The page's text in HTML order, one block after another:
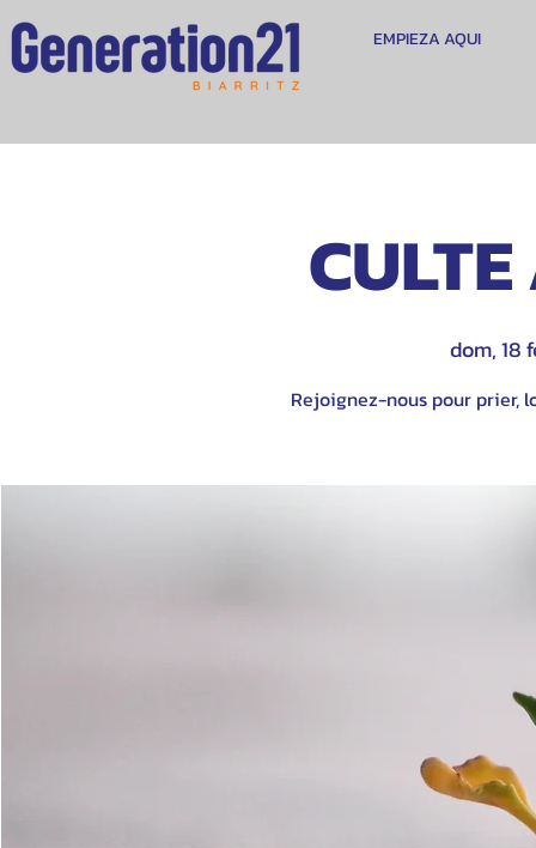
EMPIEZA AQUI
dom, 18
Rejoignez-nous pour prier,